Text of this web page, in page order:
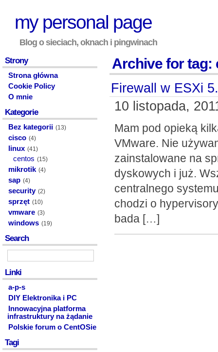
my personal page
Blog o sieciach, oknach i pingwinach
Archive for tag:
Firewall w ESXi
10 listopada,
Mam pod opieką
VMware. Nie
zainstalowane na
dyskowych i już.
centralnego
chodzi o
bada […]
Strony
Strona główna
Cookie Policy
O mnie
Kategorie
Bez kategorii (13)
cisco (4)
linux (41)
centos (15)
mikrotik (4)
sap (4)
security (2)
sprzęt (10)
vmware (3)
windows (19)
Search
Linki
a-p-s
DIY Elektronika i PC
Innowacyjna platforma
infrastruktury na żądanie
Polskie forum o CentOSie
Tagi